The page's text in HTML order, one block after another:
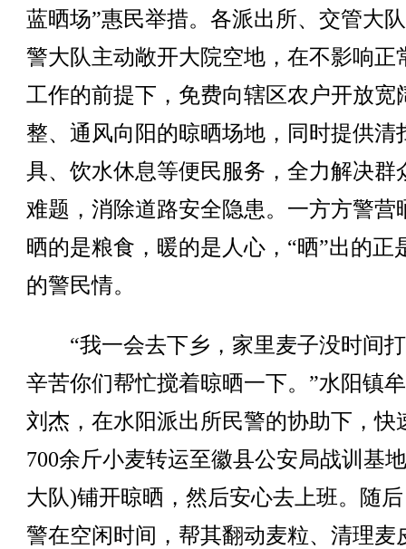
蓝晒场”惠民举措。各派出所、交管大
警大队主动敞开大院空地，在不影响正
工作的前提下，免费向辖区农户开放宽
整、通风向阳的晾晒场地，同时提供清
具、饮水休息等便民服务，全力解决群
难题，消除道路安全隐患。一方方警营
晒的是粮食，暖的是人心，“晒”出的正
的警民情。
“我一会去下乡，家里麦子没时间
辛苦你们帮忙搅着晾晒一下。”水阳镇
刘杰，在水阳派出所民警的协助下，快
700余斤小麦转运至徽县公安局战训基
大队)铺开晾晒，然后安心去上班。随
警在空闲时间，帮其翻动麦粒、清理麦